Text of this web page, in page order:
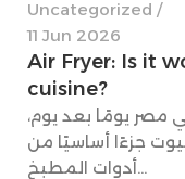
Uncategorized
11 Jun 2026
Air Fryer: Is it
cuisine?
مصر يومًا بعد يوم،
جزءًا أساسيًا من
أدوات المطبخ...